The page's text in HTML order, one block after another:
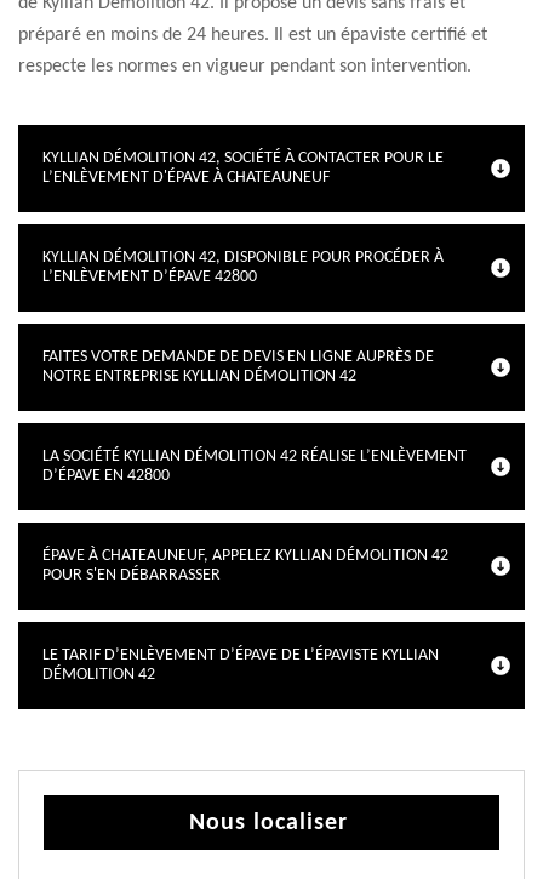
préparé en moins de 24 heures. Il est un épaviste certifié et
respecte les normes en vigueur pendant son intervention.
KYLLIAN DÉMOLITION 42, SOCIÉTÉ À CONTACTER POUR LE
L’ENLÈVEMENT D'ÉPAVE À CHATEAUNEUF
KYLLIAN DÉMOLITION 42, DISPONIBLE POUR PROCÉDER À
L’ENLÈVEMENT D’ÉPAVE 42800
FAITES VOTRE DEMANDE DE DEVIS EN LIGNE AUPRÈS DE
NOTRE ENTREPRISE KYLLIAN DÉMOLITION 42
LA SOCIÉTÉ KYLLIAN DÉMOLITION 42 RÉALISE L’ENLÈVEMENT
D’ÉPAVE EN 42800
ÉPAVE À CHATEAUNEUF, APPELEZ KYLLIAN DÉMOLITION 42
POUR S'EN DÉBARRASSER
LE TARIF D’ENLÈVEMENT D’ÉPAVE DE L’ÉPAVISTE KYLLIAN
DÉMOLITION 42
Nous localiser